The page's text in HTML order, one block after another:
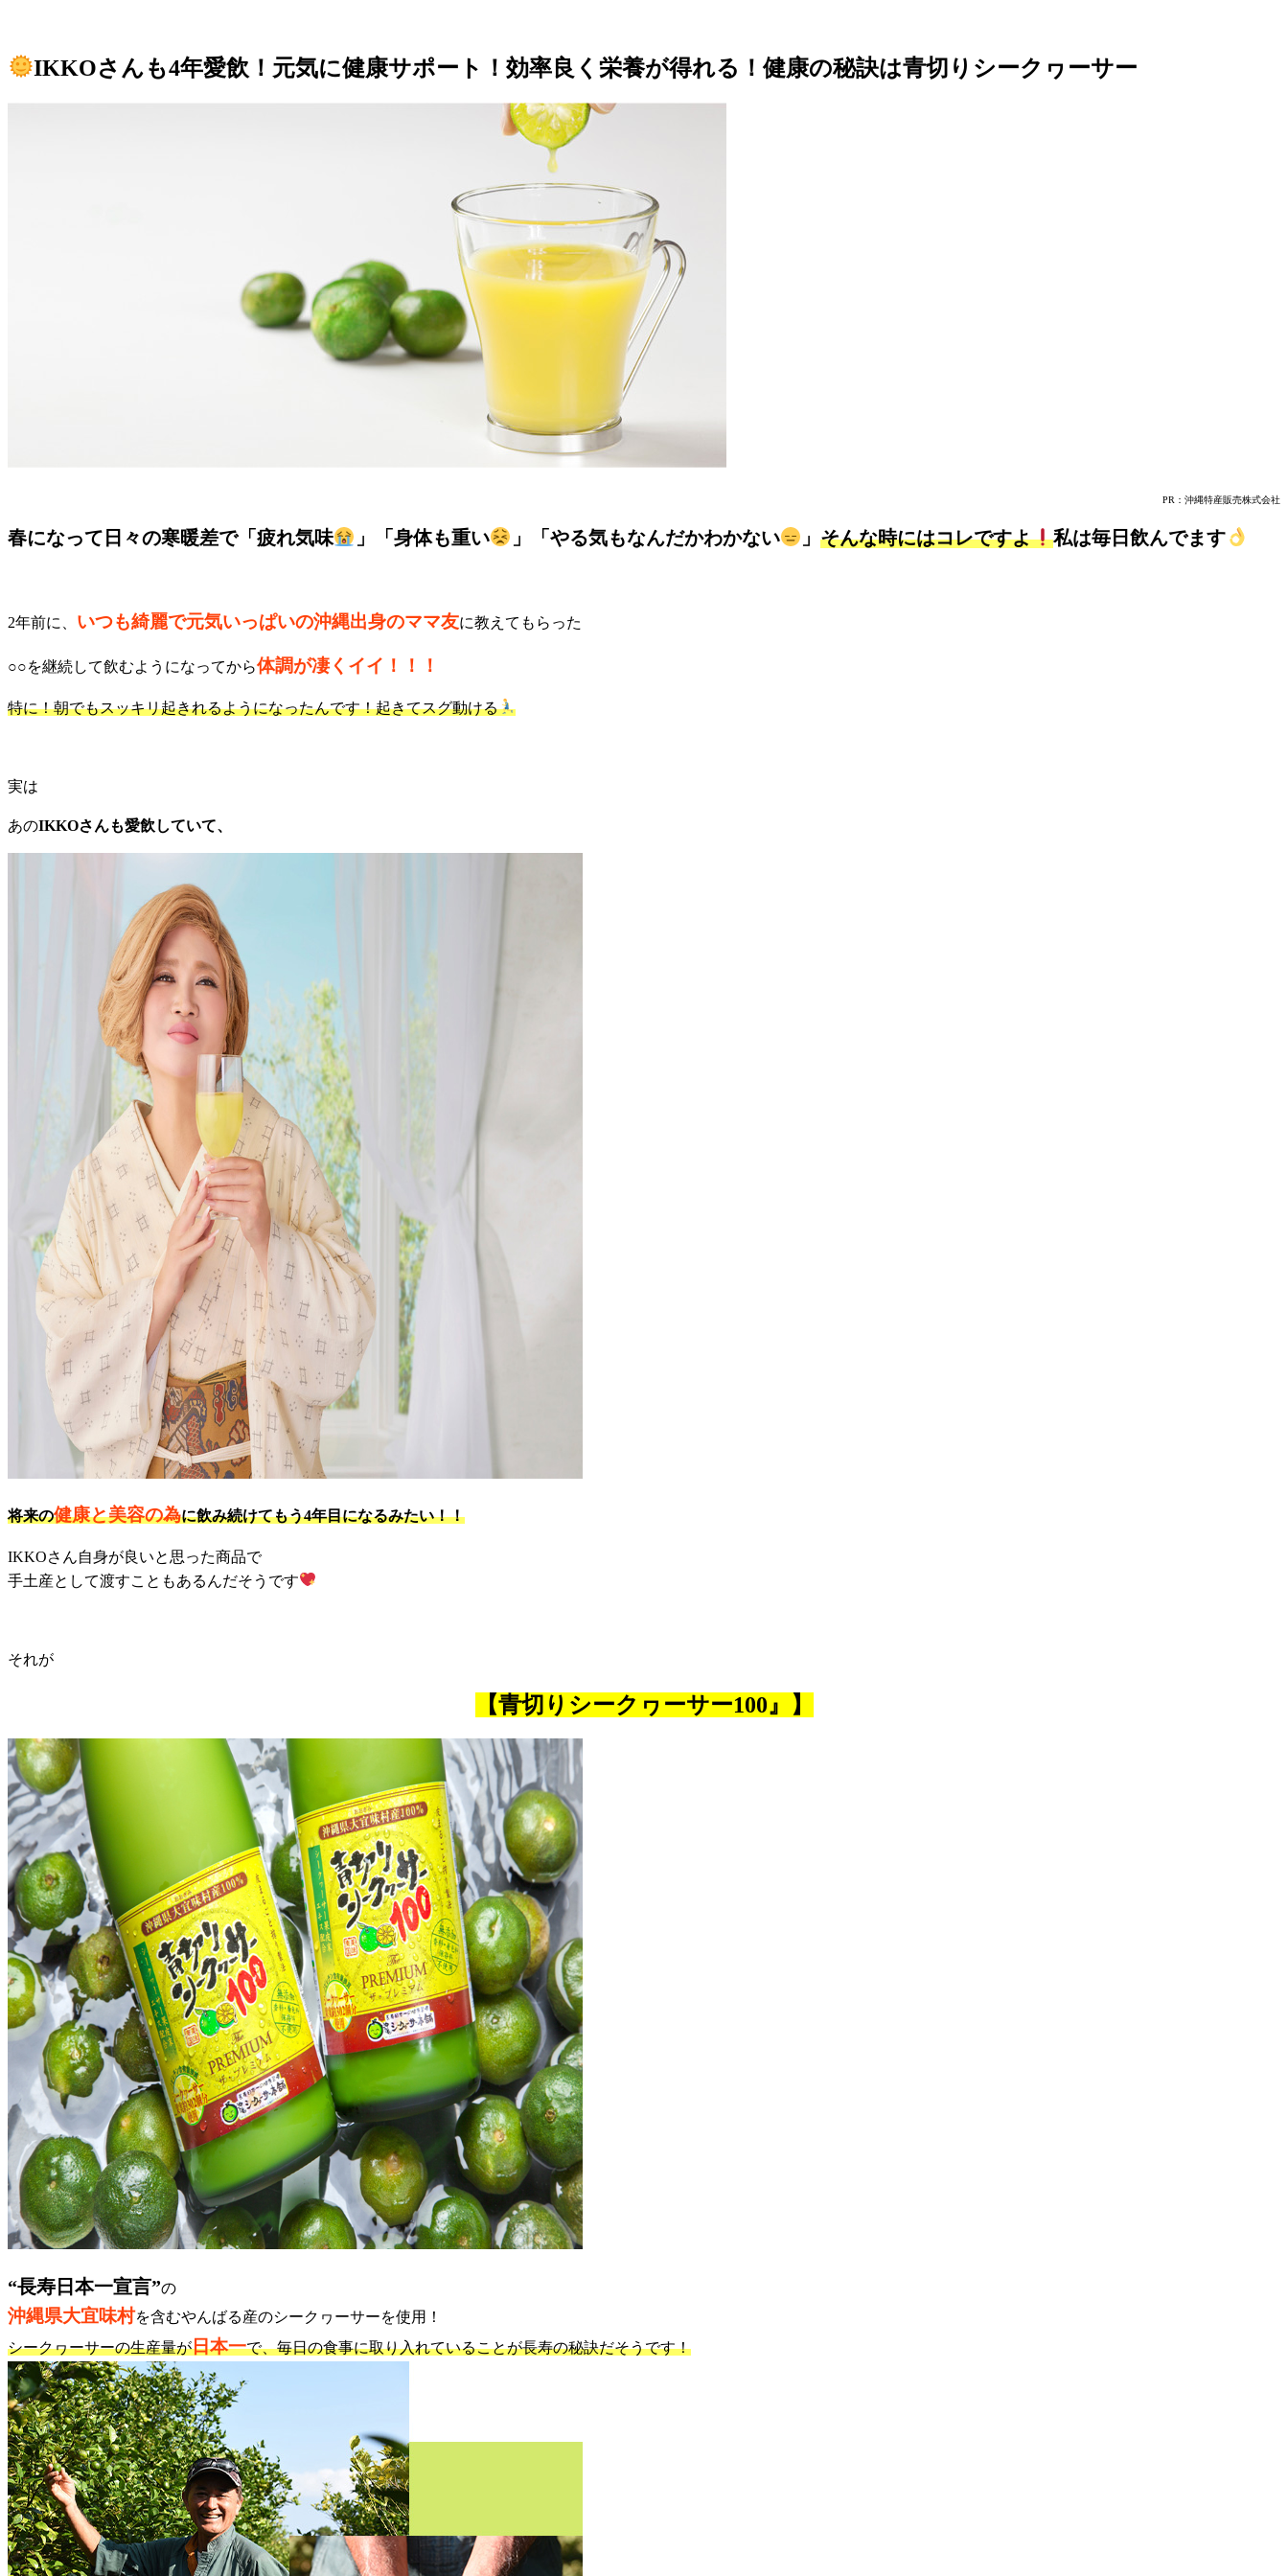
IKKOさんも4年愛飲！元気に健康サポート！効率良く栄養が得れる！健康の秘訣は青切りシークヮーサー
PR：沖縄特産販売株式会社
春になって日々の寒暖差で「疲れ気味 」「身体も重い 」「やる気もなんだかわかない 」そんな時にはコレですよ 私は毎日飲んでます
2年前に、 いつも綺麗で元気いっぱいの沖縄出身のママ友に教えてもらった
○○を継続して飲むようになってから体調が凄くイイ！！！
特に！朝でもスッキリ起きれるようになったんです！起きてスグ動ける
実は
あのIKKOさんも愛飲していて、
将来の健康と美容の為に飲み続けてもう4年目になるみたい！！
IKKOさん自身が良いと思った商品で
手土産として渡すこともあるんだそうです
それが
【青切りシークヮーサー100』】
“長寿日本一宣言”の
沖縄県大宜味村を含むやんばる産のシークヮーサーを使用！
シークヮーサーの生産量が日本一で、毎日の食事に取り入れていることが長寿の秘訣だそうです！